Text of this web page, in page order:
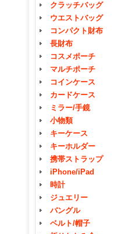
クラッチバッグ
ウエストバッグ
コンパクト財布
長財布
コスメポーチ
マルチポーチ
コインケース
カードケース
ミラー/手鏡
小物類
キーケース
キーホルダー
携帯ストラップ
iPhone/iPad
時計
ジュエリー
バングル
ベルト/帽子